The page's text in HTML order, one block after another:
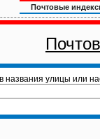
Почтовые
названия улицы или